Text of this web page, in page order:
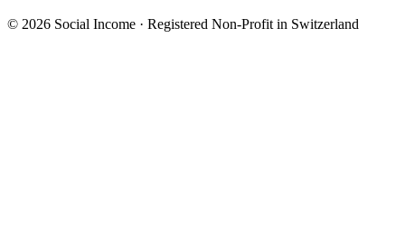
© 2026 Social Income · Registered Non-Profit in Switzerland